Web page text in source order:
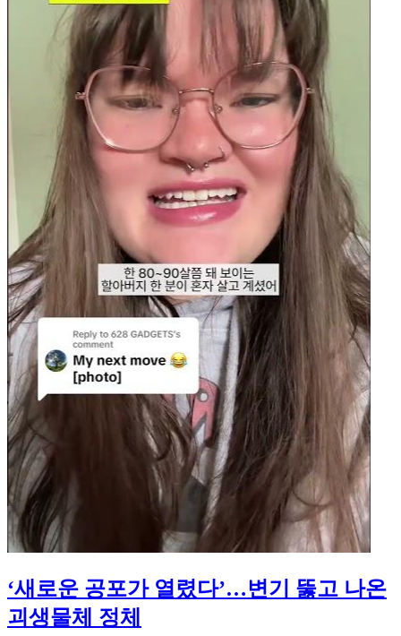
‘새로운 공포가 열렸다’…변기 뚫고 나온
괴생물체 정체